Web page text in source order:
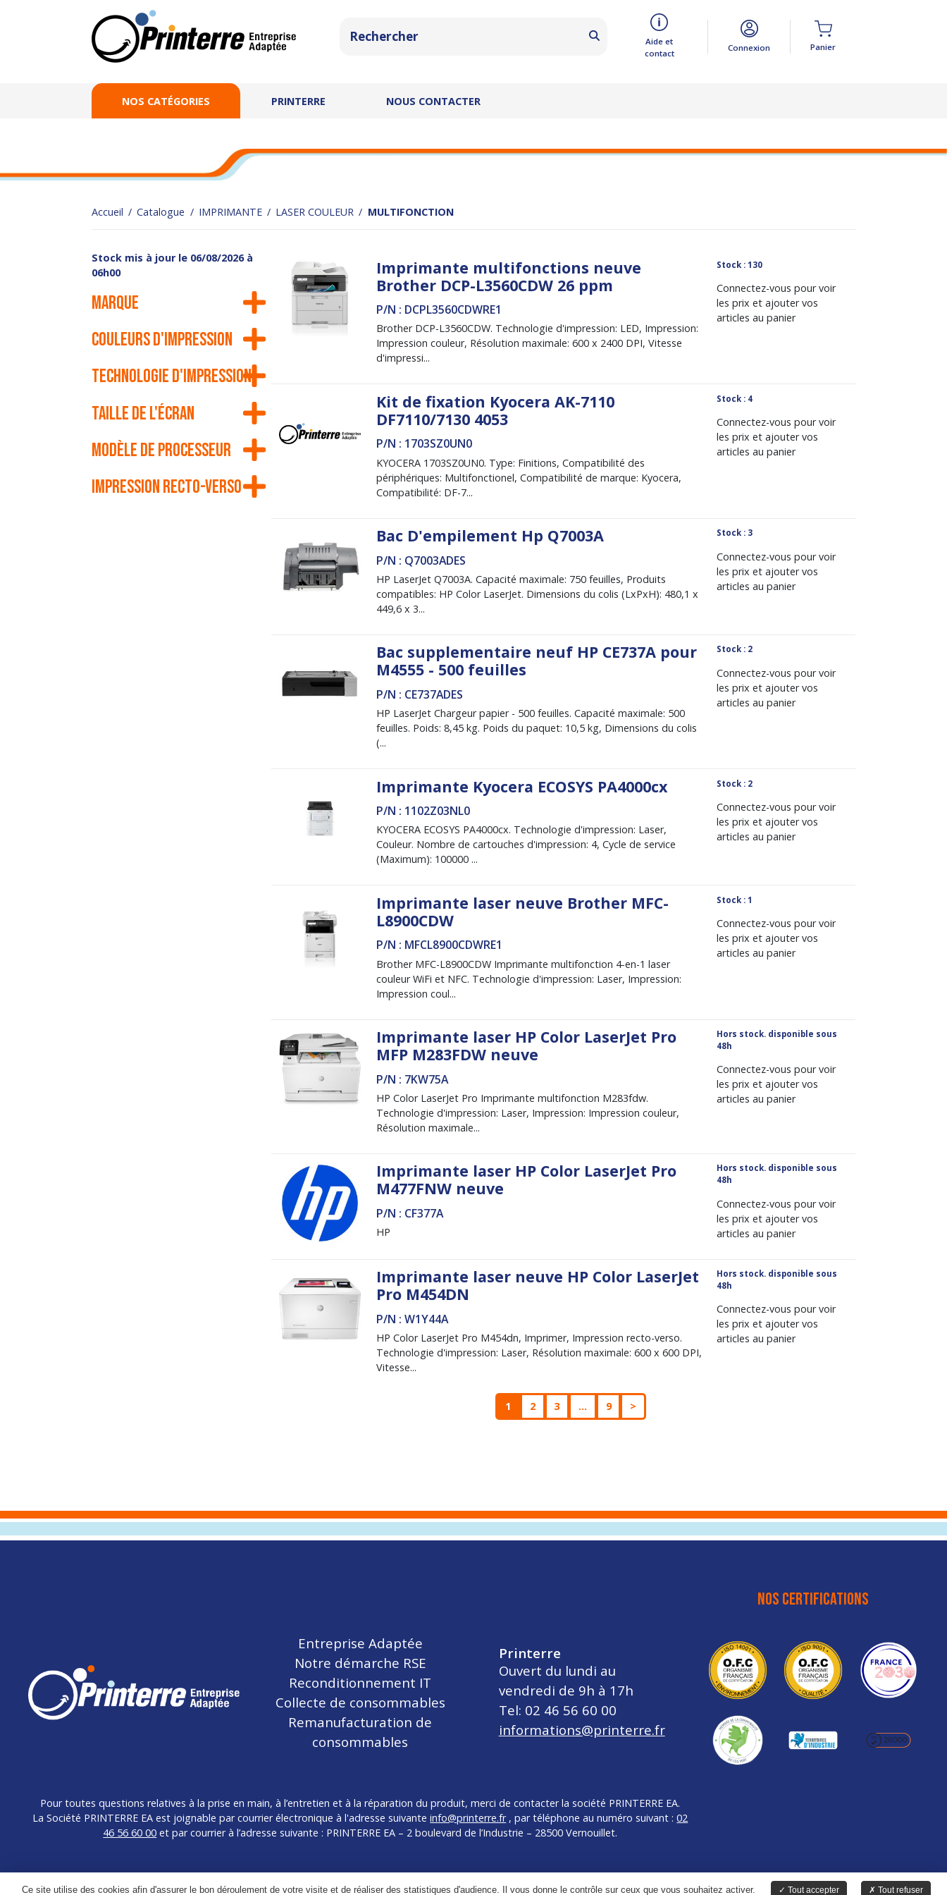
Aide et
contact
Connexion Panier
NOS CATÉGORIES PRINTERRE NOUS CONTACTER
Accueil Catalogue IMPRIMANTE LASER COULEUR MULTIFONCTION
Stock mis à jour le 06/08/2026 à
06h00
Marque
Couleurs d'impression
Technologie d'impression
Taille de l'écran
Modèle de processeur
Impression recto-verso
Imprimante multifonctions neuve
Brother DCP-L3560CDW 26 ppm
P/N : DCPL3560CDWRE1
Brother DCP-L3560CDW. Technologie d'impression: LED, Impression:
Impression couleur, Résolution maximale: 600 x 2400 DPI, Vitesse
d'impressi...
Stock : 130
Connectez-vous pour voir
les prix et ajouter vos
articles au panier
Kit de fixation Kyocera AK-7110
DF7110/7130 4053
P/N : 1703SZ0UN0
KYOCERA 1703SZ0UN0. Type: Finitions, Compatibilité des
périphériques: Multifonctionel, Compatibilité de marque: Kyocera,
Compatibilité: DF-7...
Stock : 4
Connectez-vous pour voir
les prix et ajouter vos
articles au panier
Bac D'empilement Hp Q7003A
P/N : Q7003ADES
HP LaserJet Q7003A. Capacité maximale: 750 feuilles, Produits
compatibles: HP Color LaserJet. Dimensions du colis (LxPxH): 480,1 x
449,6 x 3...
Stock : 3
Connectez-vous pour voir
les prix et ajouter vos
articles au panier
Bac supplementaire neuf HP CE737A pour
M4555 - 500 feuilles
P/N : CE737ADES
HP LaserJet Chargeur papier - 500 feuilles. Capacité maximale: 500
feuilles. Poids: 8,45 kg. Poids du paquet: 10,5 kg, Dimensions du colis
(...
Stock : 2
Connectez-vous pour voir
les prix et ajouter vos
articles au panier
Imprimante Kyocera ECOSYS PA4000cx
P/N : 1102Z03NL0
KYOCERA ECOSYS PA4000cx. Technologie d'impression: Laser,
Couleur. Nombre de cartouches d'impression: 4, Cycle de service
(Maximum): 100000 ...
Stock : 2
Connectez-vous pour voir
les prix et ajouter vos
articles au panier
Imprimante laser neuve Brother MFC-
L8900CDW
P/N : MFCL8900CDWRE1
Brother MFC-L8900CDW Imprimante multifonction 4-en-1 laser
couleur WiFi et NFC. Technologie d'impression: Laser, Impression:
Impression coul...
Stock : 1
Connectez-vous pour voir
les prix et ajouter vos
articles au panier
Imprimante laser HP Color LaserJet Pro
MFP M283FDW neuve
P/N : 7KW75A
HP Color LaserJet Pro Imprimante multifonction M283fdw.
Technologie d'impression: Laser, Impression: Impression couleur,
Résolution maximale...
Hors stock. disponible sous
48h
Connectez-vous pour voir
les prix et ajouter vos
articles au panier
Imprimante laser HP Color LaserJet Pro
M477FNW neuve
P/N : CF377A
HP
Hors stock. disponible sous
48h
Connectez-vous pour voir
les prix et ajouter vos
articles au panier
Imprimante laser neuve HP Color LaserJet
Pro M454DN
P/N : W1Y44A
HP Color LaserJet Pro M454dn, Imprimer, Impression recto-verso.
Technologie d'impression: Laser, Résolution maximale: 600 x 600 DPI,
Vitesse...
Hors stock. disponible sous
48h
Connectez-vous pour voir
les prix et ajouter vos
articles au panier
1 2 3 ... 9 >
Entreprise Adaptée
Notre démarche RSE
Reconditionnement IT
Collecte de consommables
Remanufacturation de
consommables
Printerre
Ouvert du lundi au
vendredi de 9h à 17h
Tel: 02 46 56 60 00
informations@printerre.fr
NOS CERTIFICATIONS
Pour toutes questions relatives à la prise en main, à l’entretien et à la réparation du produit, merci de contacter la société PRINTERRE EA.
La Société PRINTERRE EA est joignable par courrier électronique à l'adresse suivanteinfo@printerre.fr, par téléphone au numéro suivant :02
46 56 60 00 et par courrier à l’adresse suivante : PRINTERRE EA – 2 boulevard de l’Industrie – 28500 Vernouillet.
Ce site utilise des cookies afin d'assurer le bon déroulement de votre visite et de réaliser des statistiques d'audience. Il vous donne le contrôle sur ceux que vous souhaitez activer. Tout accepter Tout refuser